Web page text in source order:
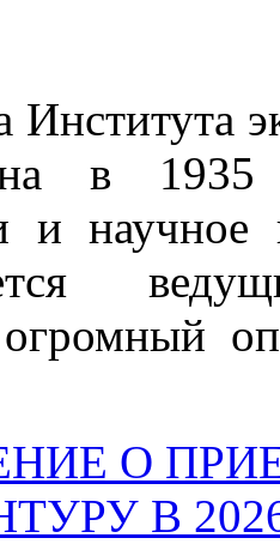
Института
в 1935
и научное
О
В 2026